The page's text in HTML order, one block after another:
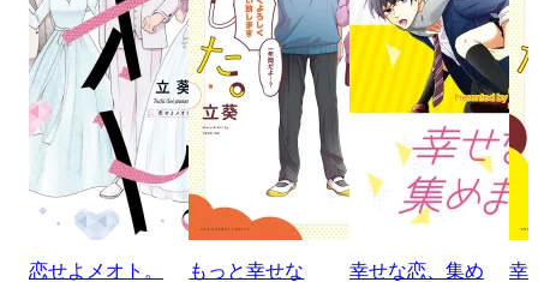
恋せよメオト。
もっと幸せな
幸せな恋、集め
幸